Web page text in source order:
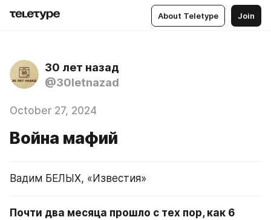
About Teletype Join
30 лет назад
@30letnazad
October 27, 2024
Война мафий
Вадим БЕЛЫХ, «Известия»
Почти два месяца прошло с тех пор, как 6